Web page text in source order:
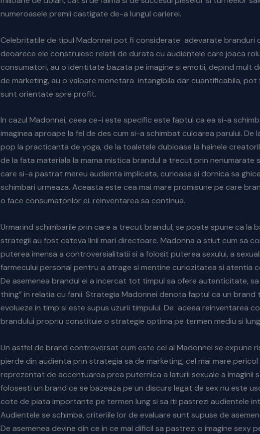
numeroasele premii castigate de-a lungul carierei.
Celebritatile de tipul Madonnei pot fi considerate adevarate branduri
deoarece ele construiesc relatii de durata cu audientele care joaca
consumatori, au o identitate bazata pe imagine si emotii, depind mult
de marketing, au o valoare monetara intangibila dar cuantificabila, pot
sunt orientate spre profit.
In cazul Madonnei, ceea ce-i este specific este faptul ca ea si-a
imaginea aproape la fel de des cum si-a schimbat culoarea parului. De
pop la practicanta de yoga, de la toaletele dubioase la hainele
de la fata materiala la mama mistica brandul a trecut prin nenumarate
care si-a pastrat mereu audienta implicata, curioasa si dornica sa
schimbari urmeaza. Aceasta este cea mai mare promisune pe care
o face consumatorilor ei: reinventarea sa continua.
Urmarind schimbarile prin care a trecut brandul, se poate spune ca la
strategii au fost cateva linii mari directoare. Madonna a stiut cum sa
puterea imensa a controversialitatii si a folosit puterea sexului, a
farmecului personal pentru a atrage si mentine curiozitatea si atentia
De asemenea brandul ei a incercat tot timpul sa ofere autenticitate, sa
thing” in relatia cu fanii. Strategia Madonnei denota faptul ca un brand
evolueze in timp si este supus uzurii timpului. De aceea reinventarea
brandului propriu constituie o strategie optima pe termen mediu si
Un astfel de brand controversat cum este cel al Madonnei se expune
pierde din audienta prin strategia sa de marketing, cel mai mare pericol
reprezentat de accentuarea prea puternica a laturii sexuale a imaginii
folosesti un brand ce se bazeaza pe un discurs legat de sex nu este
cote de piata importante pe termen lung si sa iti pastrezi audientele
Audientele se schimba, criteriile lor de evaluare sunt supuse de
De asemenea devine din ce in ce mai dificil sa pastrezi o imagine sexy